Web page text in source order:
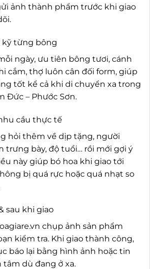
ảnh thành phẩm trước khi giao
kỹ từng bông
ngày, ưu tiên bông tươi, cánh
cắm, thợ luôn cân đối form, giúp
tốt kể cả khi di chuyển xa trong
Đức – Phước Sơn.
cầu thực tế
hỏi thêm về dịp tặng, người
trưng bày, độ tuổi… rồi mới gợi ý
này giúp bó hoa khi giao tới
bị quá rực hoặc quá nhạt so
sau khi giao
chụp ảnh sản phẩm
kiểm tra. Khi giao thành công,
báo lại bằng hình ảnh hoặc tin
tâm dù đang ở xa.